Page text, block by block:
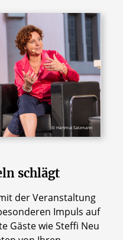
© Hartmut Salzmann
schlägt
der Veranstaltung
Impuls auf
Gäste wie Steffi Neu